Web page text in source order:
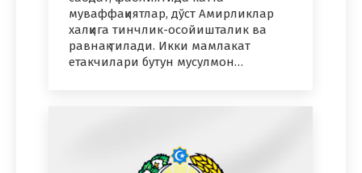
муваффақиятлар, дўст Амирликлар
халқига тинчлик-осойишталик ва
равнақ тилади. Икки мамлакат
етакчилари бутун мусулмон…